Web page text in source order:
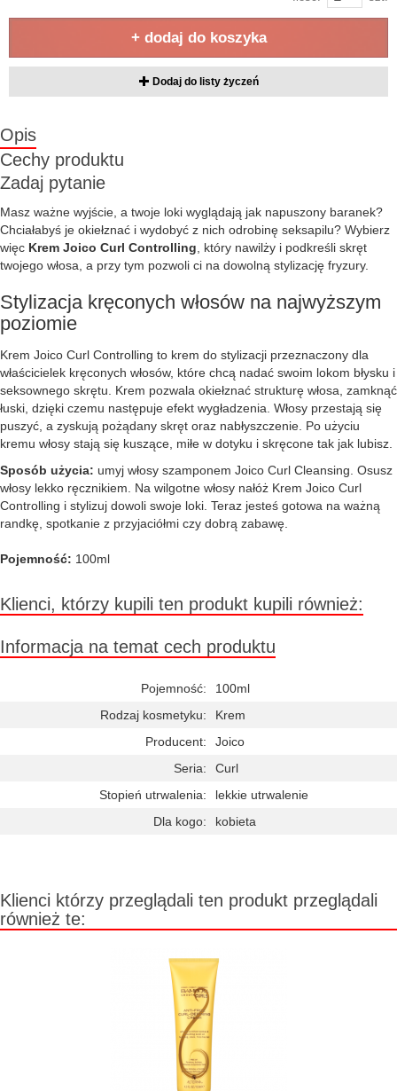
+ dodaj do koszyka
Dodaj do listy życzeń
Opis
Cechy produktu
Zadaj pytanie
Masz ważne wyjście, a twoje loki wyglądają jak napuszony baranek?
Chciałabyś je okiełznać i wydobyć z nich odrobinę seksapilu? Wybierz
więc Krem Joico Curl Controlling , który nawilży i podkreśli skręt
twojego włosa, a przy tym pozwoli ci na dowolną stylizację fryzury.
Stylizacja kręconych włosów na najwyższym
poziomie
Krem Joico Curl Controlling to krem do stylizacji przeznaczony dla
właścicielek kręconych włosów, które chcą nadać swoim lokom błysku i
seksownego skrętu. Krem pozwala okiełznać strukturę włosa, zamknąć
łuski, dzięki czemu następuje efekt wygładzenia. Włosy przestają się
puszyć, a zyskują pożądany skręt oraz nabłyszczenie. Po użyciu
kremu włosy stają się kuszące, miłe w dotyku i skręcone tak jak lubisz.
Sposób użycia: umyj włosy szamponem Joico Curl Cleansing. Osusz
włosy lekko ręcznikiem. Na wilgotne włosy nałóż Krem Joico Curl
Controlling i stylizuj dowoli swoje loki. Teraz jesteś gotowa na ważną
randkę, spotkanie z przyjaciółmi czy dobrą zabawę.
Pojemność: 100ml
Klienci, którzy kupili ten produkt kupili również:
Informacja na temat cech produktu
Pojemność:
100ml
Rodzaj kosmetyku:
Krem
Producent:
Joico
Seria:
Curl
Stopień utrwalenia:
lekkie utrwalenie
Dla kogo:
kobieta
Klienci którzy przeglądali ten produkt przeglądali
również te: